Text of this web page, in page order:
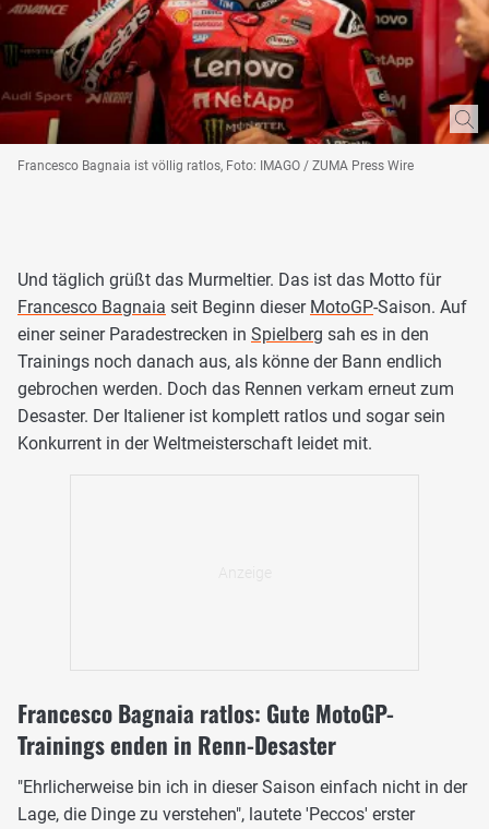
Francesco Bagnaia ist völlig ratlos, Foto: IMAGO / ZUMA Press Wire
Und täglich grüßt das Murmeltier. Das ist das Motto für
Francesco Bagnaia seit Beginn dieser MotoGP-Saison. Auf
einer seiner Paradestrecken in Spielberg sah es in den
Trainings noch danach aus, als könne der Bann endlich
gebrochen werden. Doch das Rennen verkam erneut zum
Desaster. Der Italiener ist komplett ratlos und sogar sein
Konkurrent in der Weltmeisterschaft leidet mit.
Francesco Bagnaia ratlos: Gute MotoGP-
Trainings enden in Renn-Desaster
"Ehrlicherweise bin ich in dieser Saison einfach nicht in der
Lage, die Dinge zu verstehen", lautete 'Peccos' erster